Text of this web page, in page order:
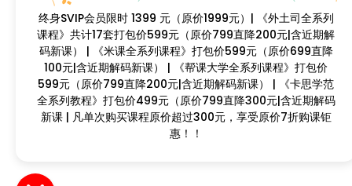
❅
❅
❅
闽ICP备2022077749号
终身SVIP会员限时 1399 元（原价1999元）| 《外土司全系列
课程》共计17套打包价599元（原价799直降200元|含近期解
码新课） | 《米课全系列课程》打包价599元（原价699直降
100元|含近期解码新课） | 《帮课大学全系列课程》打包价
599元（原价799直降200元|含近期解码新课） | 《卡思学范
全系列教程》打包价499元（原价799直降300元|含近期解码
新课 | 凡单次购买课程原价超过300元，享受原价7折购课钜
惠！！